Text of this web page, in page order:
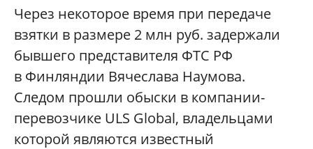
Через некоторое время при передаче
взятки в размере 2 млн руб. задержали
бывшего представителя ФТС РФ
в Финляндии Вячеслава Наумова.
Следом прошли обыски в компании-
перевозчике ULS Global, владельцами
которой являются известный